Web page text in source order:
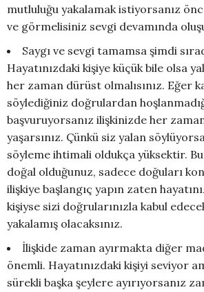
mutluluğu yakalamak istiyorsanız
ve görmelisiniz sevgi devamında
Saygı ve sevgi tamamsa şimdi
Hayatınızdaki kişiye küçük bile olsa
her zaman dürüst olmalısınız. Eğer
söylediğiniz doğrulardan
başvuruyorsanız ilişkinizde her
yaşarsınız. Çünkü siz yalan
söyleme ihtimali oldukça yüksektir.
doğal olduğunuz, sadece doğuları
ilişkiye başlangıç yapın zaten
kişiyse sizi doğrularınızla kabul
yakalamış olacaksınız.
İlişkide zaman ayırmakta diğer
önemli. Hayatınızdaki kişiyi seviyor
sürekli başka şeylere ayırıyorsanız